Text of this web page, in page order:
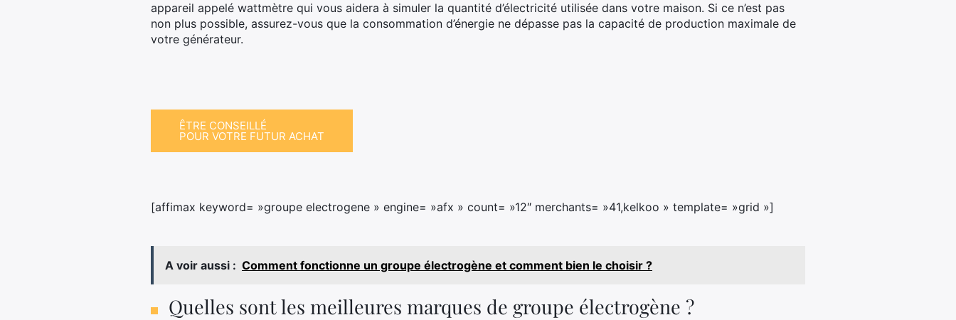
appareil appelé wattmètre qui vous aidera à simuler la quantité d’électricité utilisée dans votre maison. Si ce n’est pas
non plus possible, assurez-vous que la consommation d’énergie ne dépasse pas la capacité de production maximale de
votre générateur.
ÊTRE CONSEILLÉ
POUR VOTRE FUTUR ACHAT
[affimax keyword= »groupe electrogene » engine= »afx » count= »12″ merchants= »41,kelkoo » template= »grid »]
A voir aussi : Comment fonctionne un groupe électrogène et comment bien le choisir ?
Quelles sont les meilleures marques de groupe électrogène ?